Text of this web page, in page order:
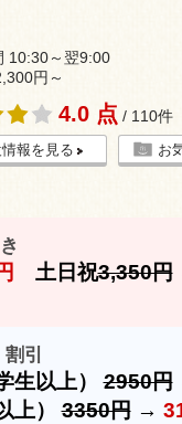
10:30～翌9:00
円～
4.0 点 / 110件
報を見る お
土日祝3,350円
引
生以上）2950円
上）3350円→